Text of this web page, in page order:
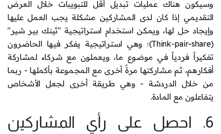
وسيكون هناك عمليات تبديل أقل للتبويبات خلال العرض
التقديمي إذا كان لدى المشاركين مشكلة يجب العمل عليها
وإيجاد حل لها، ويمكن استخدام استراتيجية "ثينك بير شير"
(Think-pair-share)؛ وهي استراتيجية يفكر فيها الحاضرون
تفكيراً فردياً في موضوع ما، ويعملون مع شركاء لمشاركة
أفكارهم، ثم مشاركتها مرةً أخرى مع المجموعة بأكملها - ربما
من خلال الدردشة - وهي طريقة أخرى لجعل الأشخاص
يتفاعلون مع المادة.
6. احصل على رأي المشاركين